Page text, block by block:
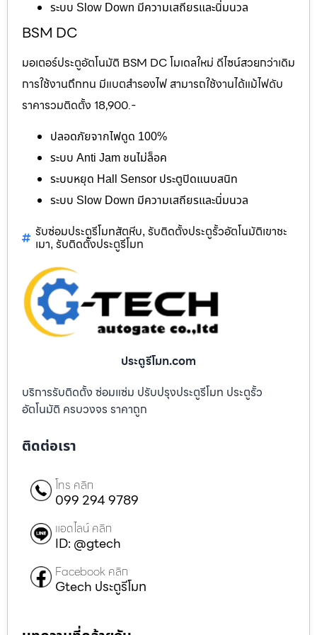
ระบบ Slow Down มีความเสถียรและนิ่มนวล
BSM DC
มอเตอร์ประตูอัตโนมัติ BSM DC โมเดลใหม่ ดีไซน์สวยกว่าเดิม
การใช้งานถึกทน มีแบตสำรองไฟ สามารถใช้งานได้แม้ไฟดับ
ราคารวมติดตั้ง 18,900.-
ปลอดภัยจากไฟดูด 100%
ระบบ Anti Jam ชนไม่ล็อค
ระบบหยุด Hall Sensor ประตูปิดแนบสนิท
ระบบ Slow Down มีความเสถียรและนิ่มนวล
รับซ่อมประตูรีโมทสัตหีบ, รับติดตั้งประตูรั้วอัตโนมัติเขาชะ
เมา, รับติดตั้งประตูรีโมท
ประตูรีโมท.com
บริการรับติดตั้ง ซ่อมแซ่ม ปรับปรุงประตูรีโมท ประตูรั้ว
อัตโนมัติ ครบวงจร ราคาถูก
ติดต่อเรา
โทร คลิก
099 294 9789
แอดไลน์ คลิก
ID: @gtech
Facebook คลิก
Gtech ประตูรีโมท